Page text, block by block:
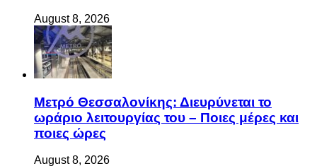
August 8, 2026
Μετρό Θεσσαλονίκης: Διευρύνεται το
ωράριο λειτουργίας του – Ποιες μέρες και
ποιες ώρες
August 8, 2026